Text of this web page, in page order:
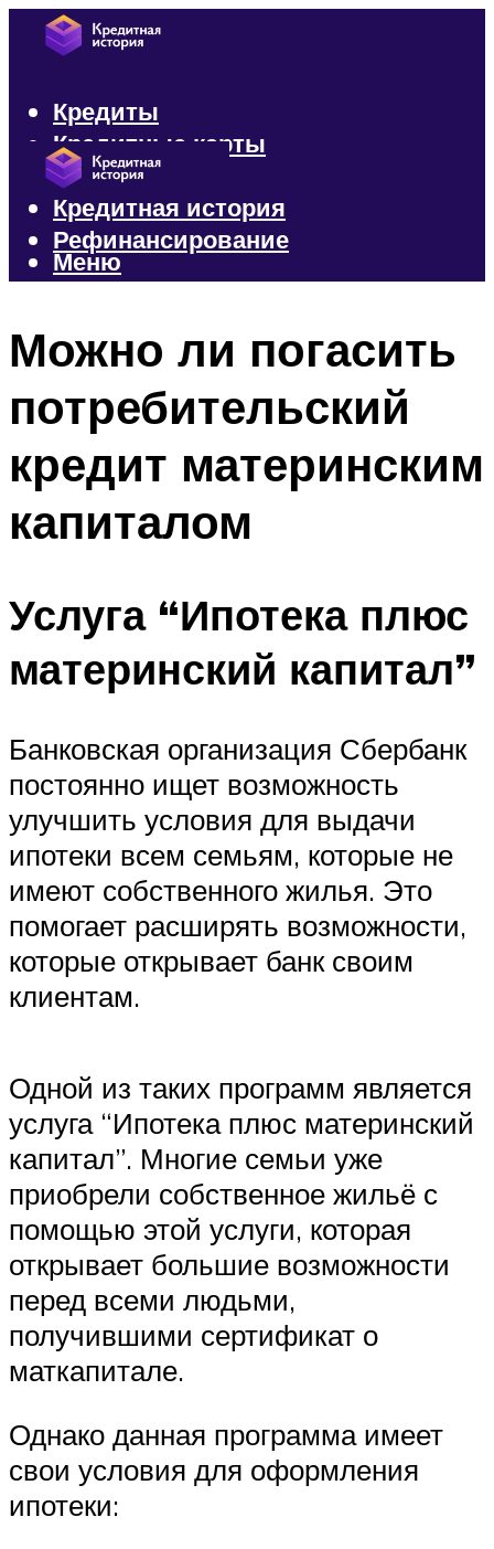
Кредиты
Кредитные карты
Микрозаймы
Кредитная история
Рефинансирование
Меню
Можно ли погасить
потребительский
кредит материнским
капиталом
Услуга “Ипотека плюс
материнский капитал”
Банковская организация Сбербанк
постоянно ищет возможность
улучшить условия для выдачи
ипотеки всем семьям, которые не
имеют собственного жилья. Это
помогает расширять возможности,
которые открывает банк своим
клиентам.
Одной из таких программ является
услуга “Ипотека плюс материнский
капитал”. Многие семьи уже
приобрели собственное жильё с
помощью этой услуги, которая
открывает большие возможности
перед всеми людьми,
получившими сертификат о
маткапитале.
Однако данная программа имеет
свои условия для оформления
ипотеки: